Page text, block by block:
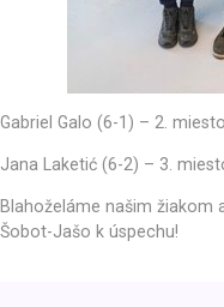
Gabriel Galo (6-1) – 2. miesto
Jana Laketić (6-2) – 3.
Blahoželáme našim žiakom
Šobot-Jašo k úspechu!